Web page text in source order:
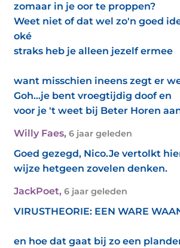
zomaar in je oor te proppen?
Weet niet of dat wel zo'n goed
oké
straks heb je alleen jezelf ermee
want misschien ineens zegt er
Goh...je bent vroegtijdig doof en
voor je 't weet bij Beter Horen
Willy Faes, 6 jaar geleden
Goed gezegd, Nico.Je vertolkt
wijze hetgeen zovelen denken.
JackPoet, 6 jaar geleden
VIRUSTHEORIE: EEN WARE
en hoe dat gaat bij zo een